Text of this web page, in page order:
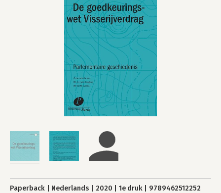
Paperback Nederlands 2020 1e druk 9789462512252